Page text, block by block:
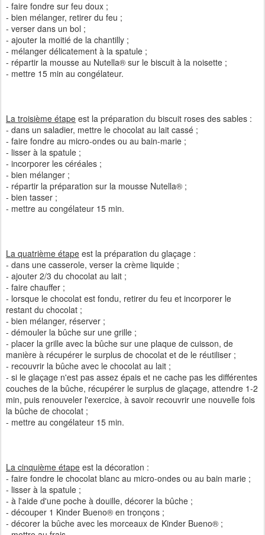
- faire fondre sur feu doux ;
- bien mélanger, retirer du feu ;
- verser dans un bol ;
- ajouter la moitié de la chantilly ;
- mélanger délicatement à la spatule ;
- répartir la mousse au Nutella® sur le biscuit à la noisette ;
- mettre 15 min au congélateur.
La troisième étape est la préparation du biscuit roses des sables :
- dans un saladier, mettre le chocolat au lait cassé ;
- faire fondre au micro-ondes ou au bain-marie ;
- lisser à la spatule ;
- incorporer les céréales ;
- bien mélanger ;
- répartir la préparation sur la mousse Nutella® ;
- bien tasser ;
- mettre au congélateur 15 min.
La quatrième étape est la préparation du glaçage :
- dans une casserole, verser la crème liquide ;
- ajouter 2/3 du chocolat au lait ;
- faire chauffer ;
- lorsque le chocolat est fondu, retirer du feu et incorporer le
restant du chocolat ;
- bien mélanger, réserver ;
- démouler la bûche sur une grille ;
- placer la grille avec la bûche sur une plaque de cuisson, de
manière à récupérer le surplus de chocolat et de le réutiliser ;
- recouvrir la bûche avec le chocolat au lait ;
- si le glaçage n'est pas assez épais et ne cache pas les différentes
couches de la bûche, récupérer le surplus de glaçage, attendre 1-2
min, puis renouveler l'exercice, à savoir recouvrir une nouvelle fois
la bûche de chocolat ;
- mettre au congélateur 15 min.
La cinquième étape est la décoration :
- faire fondre le chocolat blanc au micro-ondes ou au bain marie ;
- lisser à la spatule ;
- à l'aide d'une poche à douille, décorer la bûche ;
- découper 1 Kinder Bueno® en tronçons ;
- décorer la bûche avec les morceaux de Kinder Bueno® ;